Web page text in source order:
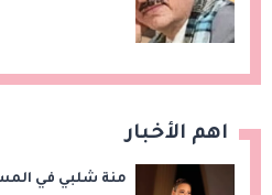
اهم الأخبار
منة شلبي في